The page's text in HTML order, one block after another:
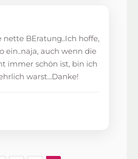
nette BEratung..Ich hoffe,
ein..naja, auch wenn die
immer schön ist, bin ich
warst...Danke!